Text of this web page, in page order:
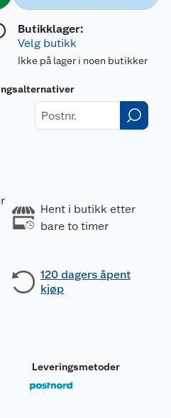
Butikklager:
Velg butikk
Ikke på lager i noen butikker
Hent i butikk etter
bare to timer
120 dagers åpent
kjøp
Leveringsmetoder